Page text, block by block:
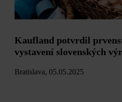
Kaufland potvrdil
vystavení slovenských
Bratislava, 05.05.2025